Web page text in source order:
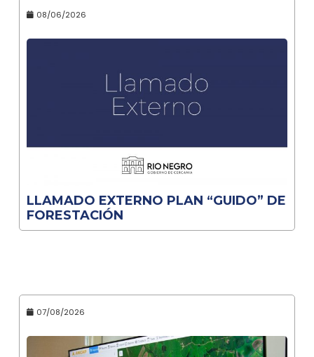
08/06/2026
LLAMADO EXTERNO PLAN “GUIDO” DE
FORESTACIÓN
07/08/2026